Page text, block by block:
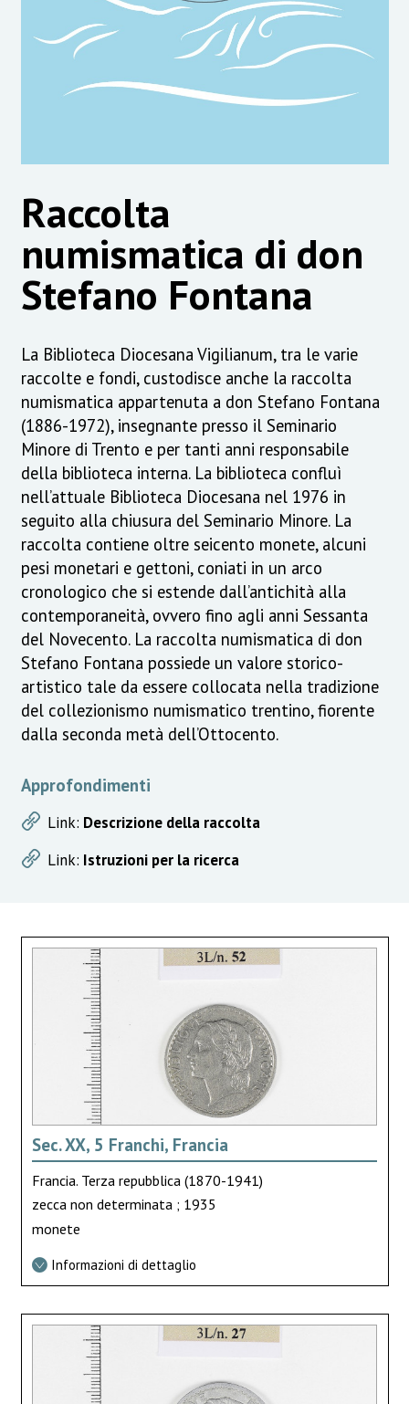
Raccolta
numismatica di don
Stefano Fontana
La Biblioteca Diocesana Vigilianum, tra le varie
raccolte e fondi, custodisce anche la raccolta
numismatica appartenuta a don Stefano Fontana
(1886-1972), insegnante presso il Seminario
Minore di Trento e per tanti anni responsabile
della biblioteca interna. La biblioteca confluì
nell’attuale Biblioteca Diocesana nel 1976 in
seguito alla chiusura del Seminario Minore. La
raccolta contiene oltre seicento monete, alcuni
pesi monetari e gettoni, coniati in un arco
cronologico che si estende dall’antichità alla
contemporaneità, ovvero fino agli anni Sessanta
del Novecento. La raccolta numismatica di don
Stefano Fontana possiede un valore storico-
artistico tale da essere collocata nella tradizione
del collezionismo numismatico trentino, fiorente
dalla seconda metà dell’Ottocento.
Approfondimenti
Link: Descrizione della raccolta
Link: Istruzioni per la ricerca
Sec. XX, 5 Franchi, Francia
Francia. Terza repubblica (1870-1941)
zecca non determinata ; 1935
monete
Informazioni di dettaglio